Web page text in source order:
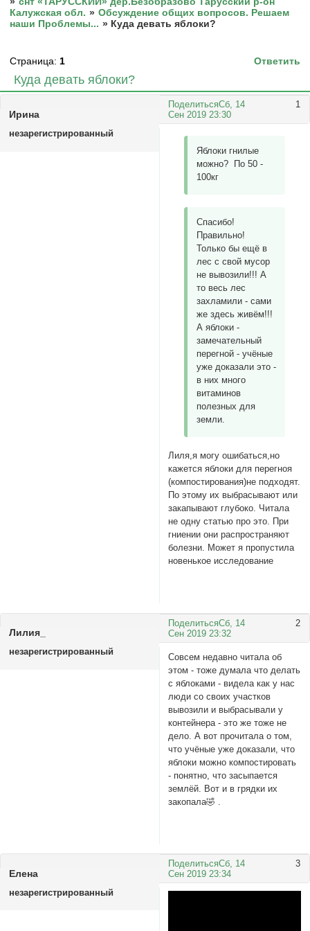
Калужская обл. » Обсуждение общих вопросов. Решаем
наши Проблемы... » Куда девать яблоки?
Куда девать яблоки?
Страница: 1 Ответить
Поделиться 1
Сб, 14
Сен 2019 23:30
Ирина
незарегистрированный
Яблоки гнилые
можно? По 50 -
100кг
Спасибо!
Правильно!
Только бы ещё в
лес с свой мусор
не вывозили!!! А
то весь лес
захламили - сами
же здесь живём!!!
А яблоки -
замечательный
перегной - учёные
уже доказали это -
в них много
витаминов
полезных для
земли.
Лиля,я могу ошибаться,но
кажется яблоки для перегноя
(компостирования)не подходят.
По этому их выбрасывают или
закапывают глубоко. Читала
не одну статью про это. При
гниении они распространяют
болезни. Может я пропустила
новенькое исследование
Поделиться 2
Сб, 14
Сен 2019 23:32
Лилия_
незарегистрированный
Совсем недавно читала об
этом - тоже думала что делать
с яблоками - видела как у нас
люди со своих участков
вывозили и выбрасывали у
контейнера - это же тоже не
дело. А вот прочитала о том,
что учёные уже доказали, что
яблоки можно компостировать
- понятно, что засыпается
землёй. Вот и в грядки их
закопала🤣 .
Поделиться 3
Сб, 14
Сен 2019 23:34
Елена
незарегистрированный